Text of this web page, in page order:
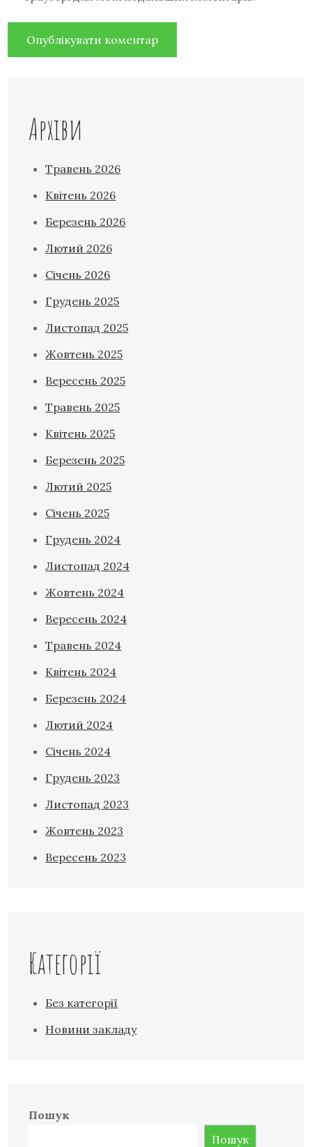
Архіви
Травень 2026
Квітень 2026
Березень 2026
Лютий 2026
Січень 2026
Грудень 2025
Листопад 2025
Жовтень 2025
Вересень 2025
Травень 2025
Квітень 2025
Березень 2025
Лютий 2025
Січень 2025
Грудень 2024
Листопад 2024
Жовтень 2024
Вересень 2024
Травень 2024
Квітень 2024
Березень 2024
Лютий 2024
Січень 2024
Грудень 2023
Листопад 2023
Жовтень 2023
Вересень 2023
Категорії
Без категорії
Новини закладу
Пошук
Пошук